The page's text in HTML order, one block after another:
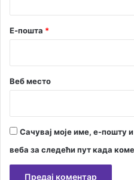
Е-пошта *
Веб место
Сачувај моје име, е-пошту
веба за следећи пут када